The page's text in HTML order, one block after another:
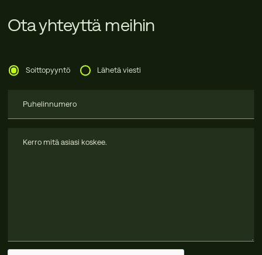
Ota yhteyttä meihin
Soittopyyntö Lähetä viesti